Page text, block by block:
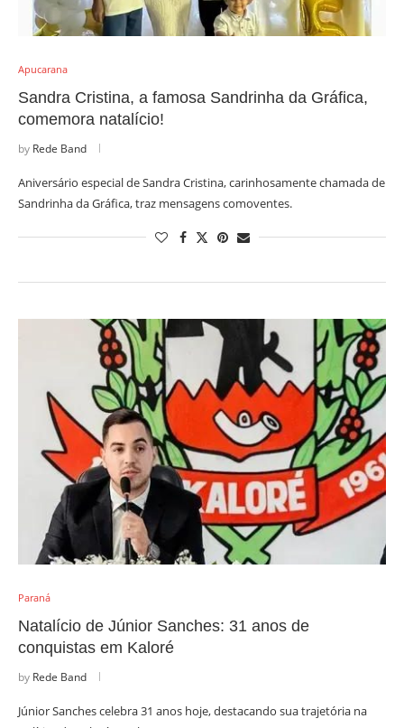
Apucarana
Sandra Cristina, a famosa Sandrinha da Gráfica,
comemora natalício!
by Rede Band
Aniversário especial de Sandra Cristina, carinhosamente chamada de
Sandrinha da Gráfica, traz mensagens comoventes.
Paraná
Natalício de Júnior Sanches: 31 anos de
conquistas em Kaloré
by Rede Band
Júnior Sanches celebra 31 anos hoje, destacando sua trajetória na